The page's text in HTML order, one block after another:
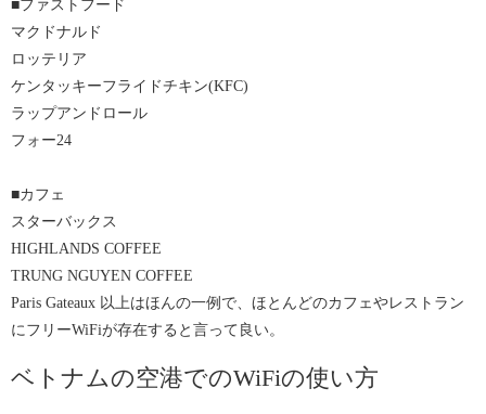
また、パスワードがレシートに印刷されていたり、店内に掲示され
ている場合もあるのでよくチェックする必要がある。
であらかじめ確認を。
■ファストフード
マクドナルド
ロッテリア
ケンタッキーフライドチキン(KFC)
ラップアンドロール
フォー24
■カフェ
スターバックス
HIGHLANDS COFFEE
TRUNG NGUYEN COFFEE
Paris Gateaux 以上はほんの一例で、ほとんどのカフェやレストラン
にフリーWiFiが存在すると言って良い。
ベトナムの空港でのWiFiの使い方